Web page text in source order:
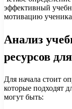
эффективный
мотивацию
Анализ
ресурсов
Для начала стоит
которые подходят
могут быть: